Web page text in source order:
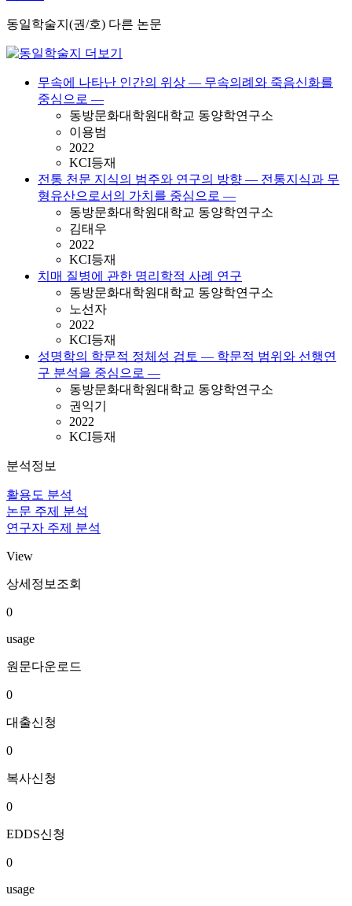
동일학술지(권/호) 다른 논문
무속에 나타난 인간의 위상 — 무속의례와 죽음신화를
중심으로 —
동방문화대학원대학교 동양학연구소
이용범
2022
KCI등재
전통 천문 지식의 범주와 연구의 방향 — 전통지식과 무
형유산으로서의 가치를 중심으로 —
동방문화대학원대학교 동양학연구소
김태우
2022
KCI등재
치매 질병에 관한 명리학적 사례 연구
동방문화대학원대학교 동양학연구소
노선자
2022
KCI등재
성명학의 학문적 정체성 검토 — 학문적 범위와 선행연
구 분석을 중심으로 —
동방문화대학원대학교 동양학연구소
권익기
2022
KCI등재
분석정보
활용도 분석
논문 주제 분석
연구자 주제 분석
View
상세정보조회
0
usage
원문다운로드
0
대출신청
0
복사신청
0
EDDS신청
0
usage